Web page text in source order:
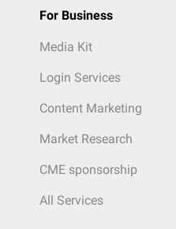
For Business
Media Kit
Login Services
Content Marketing
Market Research
CME sponsorship
All Services